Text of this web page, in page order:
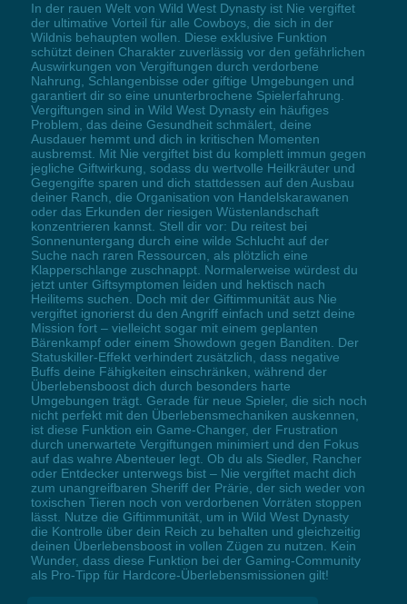
In der rauen Welt von Wild West Dynasty ist Nie vergiftet
der ultimative Vorteil für alle Cowboys, die sich in der
Wildnis behaupten wollen. Diese exklusive Funktion
schützt deinen Charakter zuverlässig vor den gefährlichen
Auswirkungen von Vergiftungen durch verdorbene
Nahrung, Schlangenbisse oder giftige Umgebungen und
garantiert dir so eine ununterbrochene Spielerfahrung.
Vergiftungen sind in Wild West Dynasty ein häufiges
Problem, das deine Gesundheit schmälert, deine
Ausdauer hemmt und dich in kritischen Momenten
ausbremst. Mit Nie vergiftet bist du komplett immun gegen
jegliche Giftwirkung, sodass du wertvolle Heilkräuter und
Gegengifte sparen und dich stattdessen auf den Ausbau
deiner Ranch, die Organisation von Handelskarawanen
oder das Erkunden der riesigen Wüstenlandschaft
konzentrieren kannst. Stell dir vor: Du reitest bei
Sonnenuntergang durch eine wilde Schlucht auf der
Suche nach raren Ressourcen, als plötzlich eine
Klapperschlange zuschnappt. Normalerweise würdest du
jetzt unter Giftsymptomen leiden und hektisch nach
Heilitems suchen. Doch mit der Giftimmunität aus Nie
vergiftet ignorierst du den Angriff einfach und setzt deine
Mission fort – vielleicht sogar mit einem geplanten
Bärenkampf oder einem Showdown gegen Banditen. Der
Statuskiller-Effekt verhindert zusätzlich, dass negative
Buffs deine Fähigkeiten einschränken, während der
Überlebensboost dich durch besonders harte
Umgebungen trägt. Gerade für neue Spieler, die sich noch
nicht perfekt mit den Überlebensmechaniken auskennen,
ist diese Funktion ein Game-Changer, der Frustration
durch unerwartete Vergiftungen minimiert und den Fokus
auf das wahre Abenteuer legt. Ob du als Siedler, Rancher
oder Entdecker unterwegs bist – Nie vergiftet macht dich
zum unangreifbaren Sheriff der Prärie, der sich weder von
toxischen Tieren noch von verdorbenen Vorräten stoppen
lässt. Nutze die Giftimmunität, um in Wild West Dynasty
die Kontrolle über dein Reich zu behalten und gleichzeitig
deinen Überlebensboost in vollen Zügen zu nutzen. Kein
Wunder, dass diese Funktion bei der Gaming-Community
als Pro-Tipp für Hardcore-Überlebensmissionen gilt!